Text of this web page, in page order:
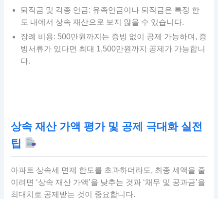
퇴직금 및 각종 연금: 유족연금이나 퇴직금은 특정 한
도 내에서 상속 재산으로 보지 않을 수 있습니다.
장례 비용: 500만원까지는 증빙 없이 공제 가능하며, 증
빙서류가 있다면 최대 1,500만원까지 공제가 가능합니
다.
상속 재산 가액 평가 및 공제 극대화 실전
팁
아파트 상속세 면제 한도를 초과하더라도, 최종 세액을 줄
이려면 ‘상속 재산 가액’을 낮추는 것과 ‘채무 및 공과금’을
최대치로 공제받는 것이 중요합니다.